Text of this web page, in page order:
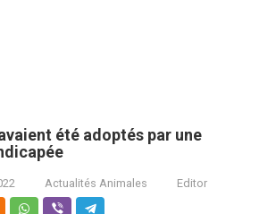
été adoptés par une
Actualités Animales Editor